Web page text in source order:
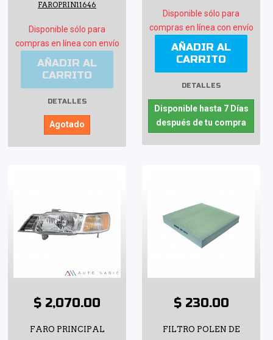
FAROPRIN11646
Disponible sólo para
compras en línea con envío
AÑADIR AL
CARRITO
DETALLES
Agotado
Disponible sólo para
compras en línea con envío
AÑADIR AL
CARRITO
DETALLES
Disponible hasta 7 Días
después de tu compra
$ 2,070.00
FARO PRINCIPAL
$ 230.00
FILTRO POLEN DE